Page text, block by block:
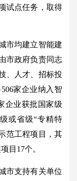
试点任务，取得
市均建立智能建
市政府负责同志
、人才、招标投
家企业纳入智
企业获批国家级
或省级“专精特
范工程项目，其
目17个。
市支持有关单位